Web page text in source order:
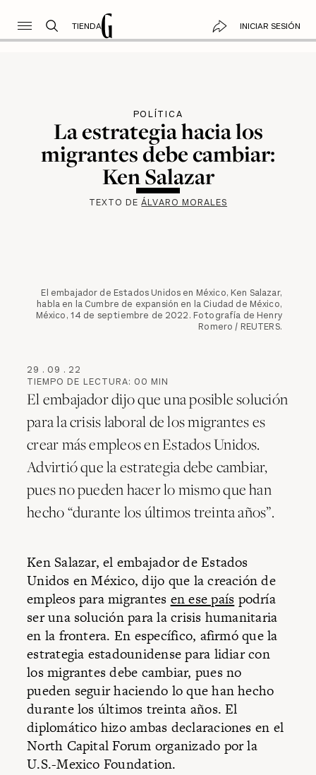
TIENDA INICIAR SESIÓN
POLÍTICA
La estrategia hacia los
migrantes debe cambiar:
Ken Salazar
TEXTO DEÁLVARO MORALES
El embajador de Estados Unidos en México, Ken Salazar,
habla en la Cumbre de expansión en la Ciudad de México,
México, 14 de septiembre de 2022. Fotografía de Henry
Romero / REUTERS.
29 . 09 . 22
TIEMPO DE LECTURA: 00 MIN
El embajador dijo que una posible solución
para la crisis laboral de los migrantes es
crear más empleos en Estados Unidos.
Advirtió que la estrategia debe cambiar,
pues no pueden hacer lo mismo que han
hecho “durante los últimos treinta años”.
Ken Salazar, el embajador de Estados
Unidos en México, dijo que la creación de
empleos para migrantes en ese país podría
ser una solución para la crisis humanitaria
en la frontera. En específico, afirmó que la
estrategia estadounidense para lidiar con
los migrantes debe cambiar, pues no
pueden seguir haciendo lo que han hecho
durante los últimos treinta años. El
diplomático hizo ambas declaraciones en el
North Capital Forum organizado por la
U.S.-Mexico Foundation.